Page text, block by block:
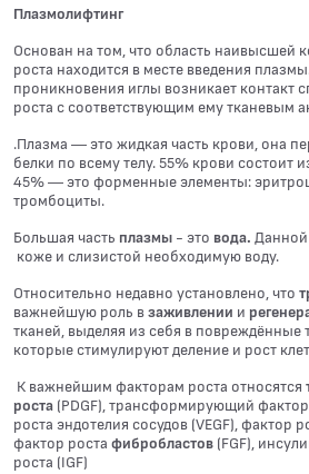
Плазмолифтинг
Основан на том, что область наивысшей
роста находится в месте введения
проникновения иглы возникает контакт
роста с соответствующим ему тканевым
.Плазма — это жидкая часть крови, она
белки по всему телу. 55% крови состоит
45% — это форменные элементы:
тромбоциты.
Большая часть плазмы - это вода.
коже и слизистой необходимую воду.
Относительно недавно установлено, что
важнейшую роль взаживлении и
тканей, выделяя из себя в повреждённые
которые стимулируют деление и рост
К важнейшим факторам роста относятся
роста (PDGF), трансформирующий
роста эндотелия сосудов (VEGF), фактор
фактор роста фибробластов (FGF),
роста (IGF)